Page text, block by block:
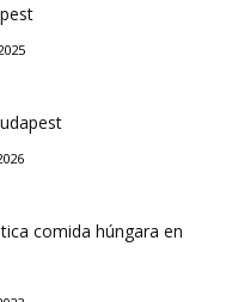
comida húngara en